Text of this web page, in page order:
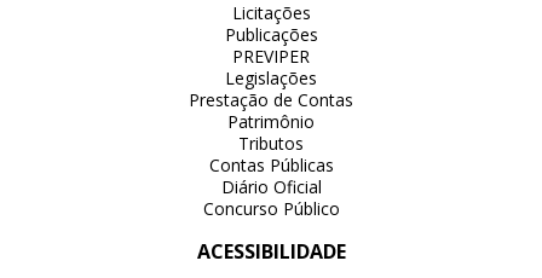
Licitações
Publicações
PREVIPER
Legislações
Prestação de Contas
Patrimônio
Tributos
Contas Públicas
Diário Oficial
Concurso Público
ACESSIBILIDADE